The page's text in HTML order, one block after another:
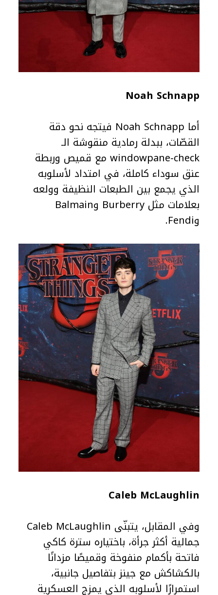
Noah Schnapp
أما Noah Schnapp فيتجه نحو دقة
القصّات، ببدلة رمادية منقوشة الـ
windowpane-check مع قميص وربطة
عنق سوداء كاملة، في امتداد لأسلوبه
الذي يجمع بين الطبعات النظيفة وولعه
بعلامات مثل Burberry وBalmain
وFendi.
Caleb McLaughlin
وفي المقابل، يتبنّى Caleb McLaughlin
جمالية أكثر جرأة، باختياره سترة كاكي
فاتحة بأكمام منفوخة وقميصًا مزدانًا
بالكشاكش مع جينز بتفاصيل جانبية،
استمرارًا لأسلوبه الذي يمزج العسكرية